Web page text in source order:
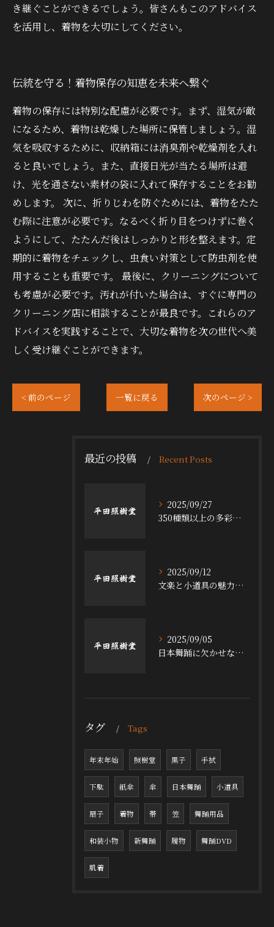
き継ぐことができるでしょう。皆さんもこのアドバイス
を活用し、着物を大切にしてください。
伝統を守る！着物保存の知恵を未来へ繋ぐ
着物の保存には特別な配慮が必要です。まず、湿気が敵
になるため、着物は乾燥した場所に保管しましょう。湿
気を吸収するために、収納箱には消臭剤や乾燥剤を入れ
ると良いでしょう。また、直接日光が当たる場所は避
け、光を通さない素材の袋に入れて保存することをお勧
めします。 次に、折りじわを防ぐためには、着物をたた
む際に注意が必要です。なるべく折り目をつけずに巻く
ようにして、たたんだ後はしっかりと形を整えます。定
期的に着物をチェックし、虫食い対策として防虫剤を使
用することも重要です。 最後に、クリーニングについて
も考慮が必要です。汚れが付いた場合は、すぐに専門の
クリーニング店に相談することが最良です。これらのア
ドバイスを実践することで、大切な着物を次の世代へ美
しく受け継ぐことができます。
< 前のページ 一覧に戻る 次のページ >
最近の投稿 Recent Posts
2025/09/27
350種類以上の多彩な舞台小道具の魅力
2025/09/12
文楽と小道具の魅力探求
2025/09/05
日本舞踊に欠かせない小道具の魅力
タグ Tags
年末年始 照樹堂 黒子 手拭
下駄 紙傘 傘 日本舞踊 小道具
扇子 着物 帯 笠 舞踊用品
和装小物 新舞踊 履物 舞踊DVD
肌着